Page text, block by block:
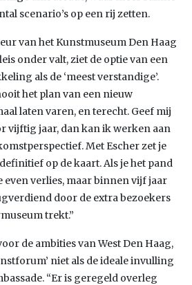
scenario’s op een rij zetten.
van het Kunstmuseum Den Haag
onder valt, ziet de optie van een
als de ‘meest verstandige’.
het plan van een nieuw
laten varen, en terecht. Geef mij
vijftig jaar, dan kan ik werken aan
Met Escher zet je
op de kaart. Als je het pand
even verlies, maar binnen vijf jaar
door de extra bezoekers
trekt.”
de ambities van West Den Haag,
niet als de ideale invulling
“Er is geregeld overleg